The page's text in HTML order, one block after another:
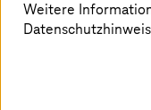
Wie werden
Weitere